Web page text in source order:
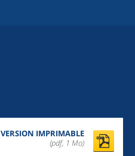
VERSION IMPRIMABLE
(pdf, 1 Mo)